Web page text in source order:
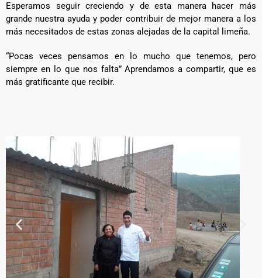
Esperamos seguir creciendo y de esta manera hacer más
grande nuestra ayuda y poder contribuir de mejor manera a los
más necesitados de estas zonas alejadas de la capital limeña.
“Pocas veces pensamos en lo mucho que tenemos, pero
siempre en lo que nos falta” Aprendamos a compartir, que es
más gratificante que recibir.